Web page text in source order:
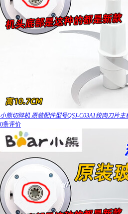
小熊切碎机 原装配件型号QSJ-C03A1绞肉刀片
0条评价